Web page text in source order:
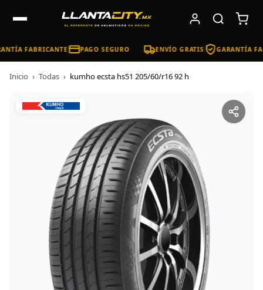
FABRICANTE PAGO SEGURO ENVÍO GRATIS GARANTÍA
Inicio › Todas › kumho ecsta hs51 205/60/r16 92 h